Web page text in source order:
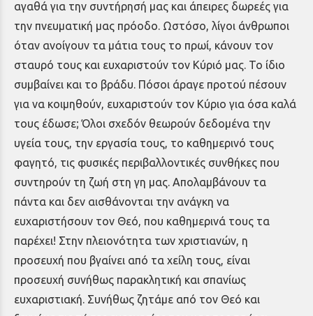
αγαθά για την συντήρησή μας και άπειρες δωρεές για
την πνευματική μας πρόοδο. Ωστόσο, λίγοι άνθρωποι
όταν ανοίγουν τα μάτια τους το πρωί, κάνουν τον
σταυρό τους και ευχαριστούν τον Κύριό μας. Το ίδιο
συμβαίνει και το βράδυ. Πόσοι άραγε προτού πέσουν
για να κοιμηθούν, ευχαριστούν τον Κύριο για όσα καλά
τους έδωσε; Όλοι σχεδόν θεωρούν δεδομένα την
υγεία τους, την εργασία τους, το καθημερινό τους
φαγητό, τις φυσικές περιβαλλοντικές συνθήκες που
συντηρούν τη ζωή στη γη μας. Απολαμβάνουν τα
πάντα και δεν αισθάνονται την ανάγκη να
ευχαριστήσουν τον Θεό, που καθημερινά τους τα
παρέχει! Στην πλειονότητα των χριστιανών, η
προσευχή που βγαίνει από τα χείλη τους, είναι
προσευχή συνήθως παρακλητική και σπανίως
ευχαριστιακή. Συνήθως ζητάμε από τον Θεό και